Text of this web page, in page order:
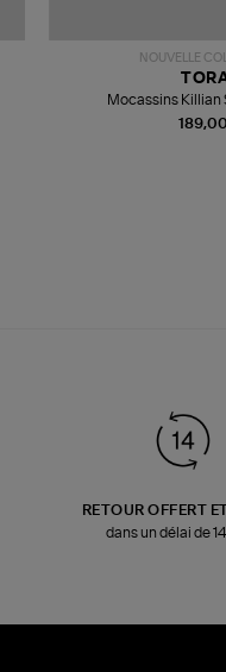
NOUVELLE
Mocassins Killian
RETOUR OFFERT
dans un délai de